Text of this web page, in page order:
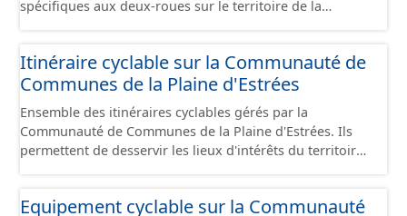
spécifiques aux deux-roues sur le territoire de la
en cours de réalisation. Cet inventaire est en cours, la
donnée n'est donc pas exhaustive.
Itinéraire cyclable sur la Communauté de
Communes de la Plaine d'Estrées
Ensemble des itinéraires cyclables gérés par la
Communauté de Communes de la Plaine d'Estrées. Ils
permettent de desservir les lieux d'intérêts du territoire
de bonnes conditions. Ils peuvent emprunter tout type
Equipement cyclable sur la Communauté